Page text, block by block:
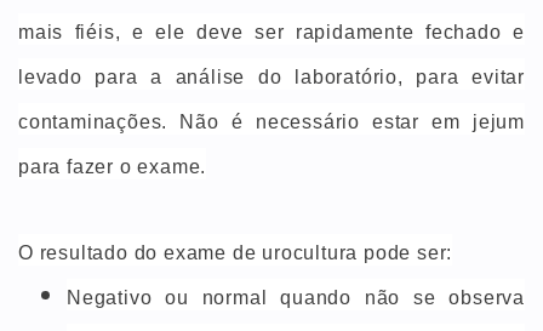
mais fiéis, e eledeve ser rapidamente fechado e
levado para a análise do laboratório, para evitar
contaminações. Não é necessário estar em jejum
para fazer o exame.
O resultado do exame de urocultura pode ser:
Negativo ou normal quando não se observa